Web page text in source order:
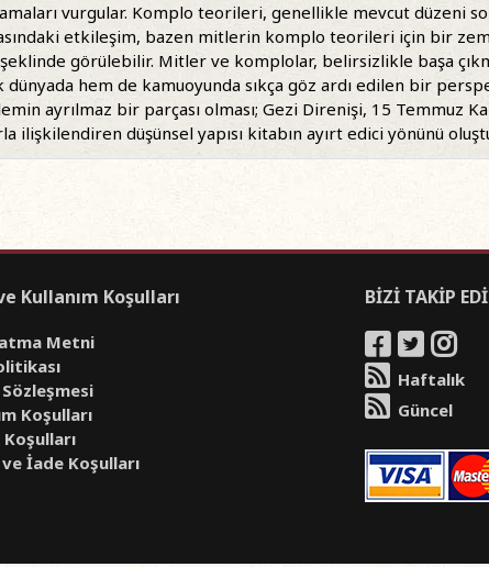
vurgular. Komplo teorileri, genellikle mevcut düzeni
etkileşim, bazen mitlerin komplo teorileri için bir
görülebilir. Mitler ve komplolar, belirsizlikle başa
hem de kamuoyunda sıkça göz ardı edilen bir
ayrılmaz bir parçası olması; Gezi Direnişi, 15 Temmuz
düşünsel yapısı kitabın ayırt edici yönünü
Kullanım Koşulları
Metni
Koşulları
İade Koşulları
BİZİ TAKİP
Haftalık
Güncel